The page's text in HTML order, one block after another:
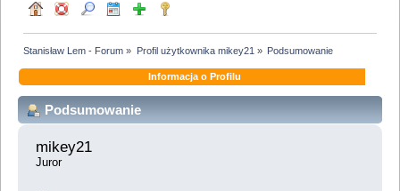
Stanisław Lem - Forum » Profil użytkownika mikey21 » Podsumowanie
Informacja o Profilu
Podsumowanie
mikey21
Juror